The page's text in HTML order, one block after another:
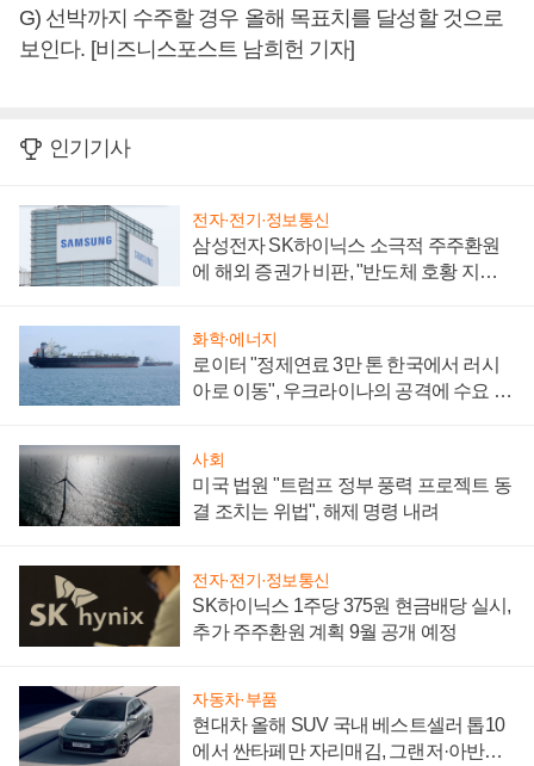
G) 선박까지 수주할 경우 올해 목표치를 달성할 것으로
보인다. [비즈니스포스트 남희헌 기자]
인기기사
전자·전기·정보통신
삼성전자 SK하이닉스 소극적 주주환원
에 해외 증권가 비판, "반도체 호황 지속
화학·에너지
로이터 "정제연료 3만 톤 한국에서 러시
아로 이동", 우크라이나의 공격에 수요 늘
사회
미국 법원 "트럼프 정부 풍력 프로젝트 동
결 조치는 위법", 해제 명령 내려
전자·전기·정보통신
SK하이닉스 1주당 375원 현금배당 실시,
추가 주주환원 계획 9월 공개 예정
자동차·부품
현대차 올해 SUV 국내 베스트셀러 톱10
에서 싼타페만 자리매김, 그랜저·아반떼